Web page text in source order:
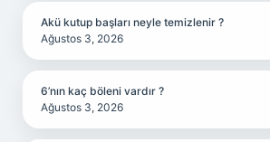
Akü kutup başları neyle temizlenir ?
Ağustos 3, 2026
6’nın kaç böleni vardır ?
Ağustos 3, 2026